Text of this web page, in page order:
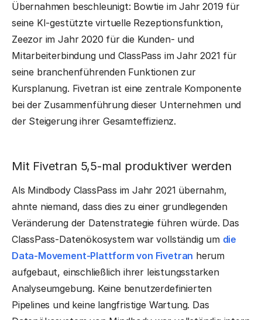
Übernahmen beschleunigt: Bowtie im Jahr 2019 für
seine KI-gestützte virtuelle Rezeptionsfunktion,
Zeezor im Jahr 2020 für die Kunden- und
Mitarbeiterbindung und ClassPass im Jahr 2021 für
seine branchenführenden Funktionen zur
Kursplanung. Fivetran ist eine zentrale Komponente
bei der Zusammenführung dieser Unternehmen und
der Steigerung ihrer Gesamteffizienz.
Mit Fivetran 5,5-mal produktiver werden
Als Mindbody ClassPass im Jahr 2021 übernahm,
ahnte niemand, dass dies zu einer grundlegenden
Veränderung der Datenstrategie führen würde. Das
ClassPass-Datenökosystem war vollständig um die
Data-Movement-Plattform von Fivetran herum
aufgebaut, einschließlich ihrer leistungsstarken
Analyseumgebung. Keine benutzerdefinierten
Pipelines und keine langfristige Wartung. Das